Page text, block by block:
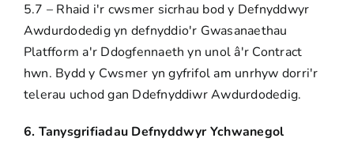
5.7 – Rhaid i'r cwsmer sicrhau bod y Defnyddwyr
Awdurdodedig yn defnyddio'r Gwasanaethau
Platfform a'r Ddogfennaeth yn unol â'r Contract
hwn. Bydd y Cwsmer yn gyfrifol am unrhyw dorri'r
telerau uchod gan Ddefnyddiwr Awdurdodedig.
6. Tanysgrifiadau Defnyddwyr Ychwanegol